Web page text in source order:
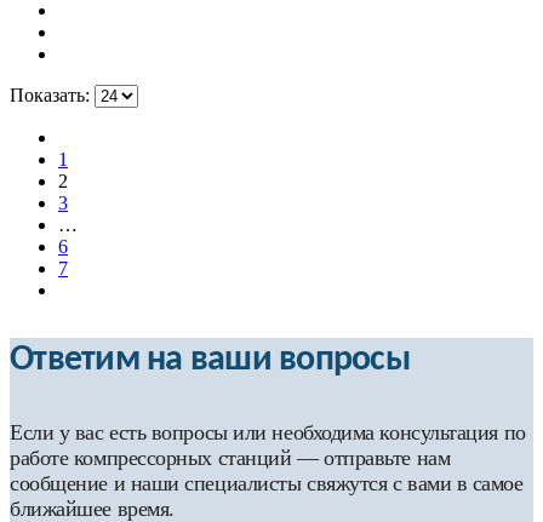
Показать:
1
2
3
…
6
7
Ответим на ваши вопросы
Если у вас есть вопросы или необходима консультация по
работе компрессорных станций — отправьте нам
сообщение и наши специалисты свяжутся с вами в самое
ближайшее время.